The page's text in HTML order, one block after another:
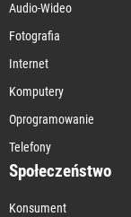
Audio-Wideo
Fotografia
Internet
Komputery
Oprogramowanie
Telefony
Społeczeństwo
Konsument